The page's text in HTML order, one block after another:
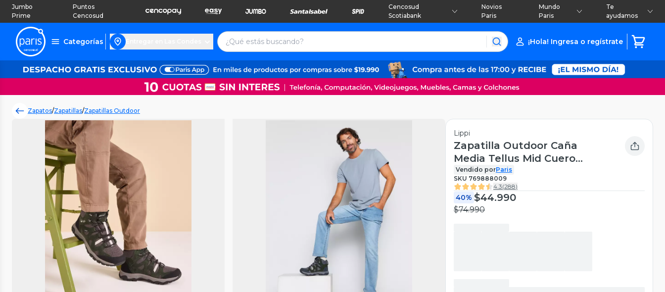
Jumbo
Prime
Puntos
Cencosud
Cencosud
Scotiabank
Novios
Paris
Mundo
Paris
Te
ayudamos
Categorías ¡Hola! Ingresa o regístrate
Zapatos/Zapatillas/Zapatillas Outdoor
Lippi
Zapatilla Outdoor Caña
Media Tellus Mid Cuero
Hombre
Vendido porParis
SKU 769888009
4.3(288)
40% $44.990
$74.990